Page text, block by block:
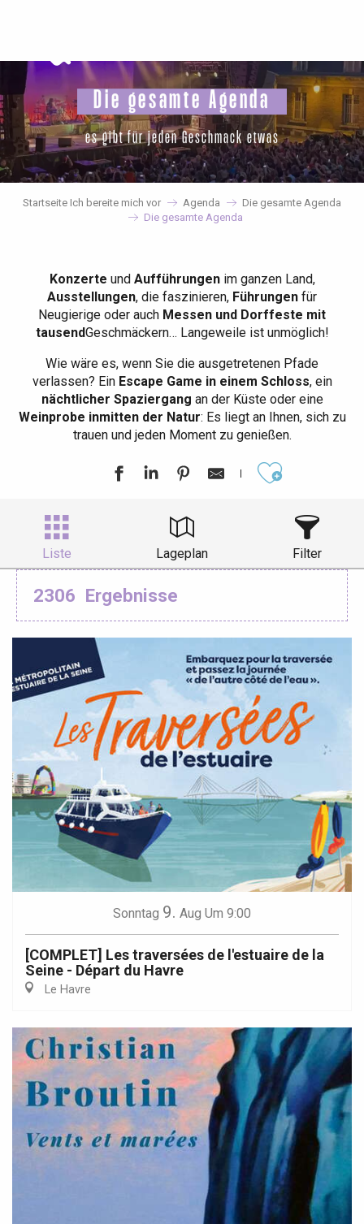
principal
Die gesamte Agenda
es gibt für jeden Geschmack etwas
Startseite Ich bereite mich vor Agenda
Die gesamte Agenda
Die gesamte Agenda
Konzerte und Aufführungenim ganzen Land,
Ausstellungen, die faszinieren, Führungen für
Neugierige oder auch Messen und Dorffeste mit
tausendGeschmäckern… Langeweile ist unmöglich!
Wie wäre es, wenn Sie die ausgetretenen Pfade
verlassen? EinEscape Game in einem Schloss, ein
nächtlicher Spaziergang an der Küste oder eine
Weinprobe inmitten der Natur: Es liegt an Ihnen, sich zu
trauen und jeden Moment zu genießen.
Liste Lageplan Filter
2306 Ergebnisse
Sonntag 9. Aug Um 9:00
[COMPLET] Les traversées de l'estuaire de la
Seine - Départ du Havre
Le Havre